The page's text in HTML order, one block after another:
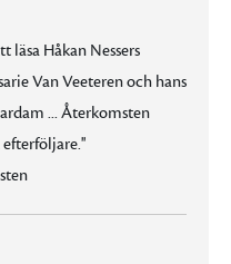
läsa Håkan Nessers
Van Veeteren och hans
... Återkomsten